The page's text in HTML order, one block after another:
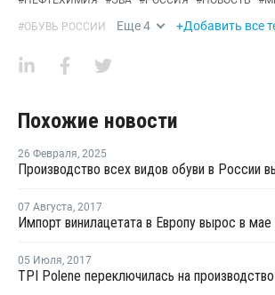
#ОБУВЬ РОССИИ Еще4 +Добавить все
Похожие новости
26 Февраля, 2025
07 Августа, 2017
05 Июля, 2017